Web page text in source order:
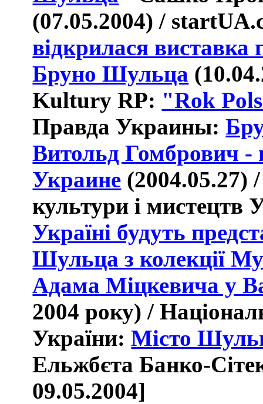
(07.05.2004) / startUA.
відкрилася виставка
Бруно Шульца (
Kultury RP: "Rok
Правда Украины:
Витольд Гомбрович -
Украине (2004.05.27)
культури і мистецтв
Україні будуть
Шульца з колекції
Адама Міцкевича у
2004 року) /
України:Місто
Ельжбєта Банко-
09.05.2004]